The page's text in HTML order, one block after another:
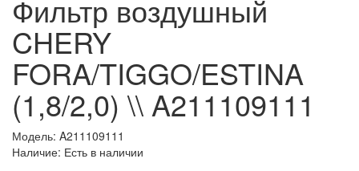
Фильтр воздушный
CHERY
FORA/TIGGO/ESTINA
(1,8/2,0) \\ A211109111
Модель: A211109111
Наличие: Есть в наличии